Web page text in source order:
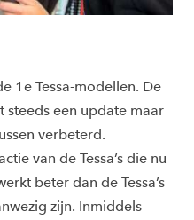
1e Tessa-modellen. De
steeds een update maar
verbeterd.
van de Tessa’s die nu
beter dan de Tessa’s
zijn. Inmiddels